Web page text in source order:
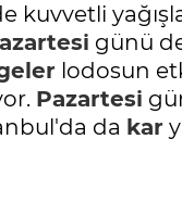
kuvvetli
günü
lodosun
Pazartesi
da kar